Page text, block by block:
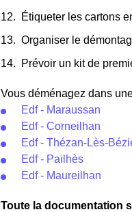
Étiqueter les cartons
Organiser le
Prévoir un kit de
Vous déménagez dans
Edf - Maraussan
Edf - Corneilhan
Edf - Thézan-Lès-
Edf - Pailhès
Edf - Maureilhan
Toute la documentation